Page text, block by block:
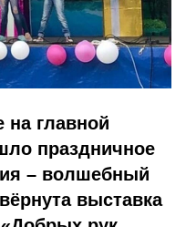
главной
праздничное
– волшебный
выставка